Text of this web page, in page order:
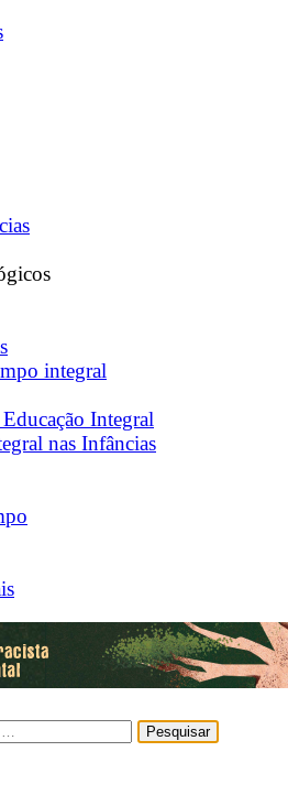
integral
Integral
nas Infâncias